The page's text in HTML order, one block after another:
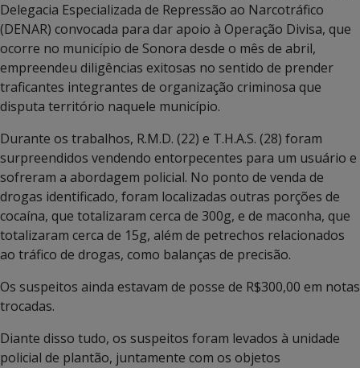
Delegacia Especializada de Repressão ao Narcotráfico
(DENAR) convocada para dar apoio à Operação Divisa, que
ocorre no município de Sonora desde o mês de abril,
empreendeu diligências exitosas no sentido de prender
traficantes integrantes de organização criminosa que
disputa território naquele município.
Durante os trabalhos, R.M.D. (22) e T.H.A.S. (28) foram
surpreendidos vendendo entorpecentes para um usuário e
sofreram a abordagem policial. No ponto de venda de
drogas identificado, foram localizadas outras porções de
cocaína, que totalizaram cerca de 300g, e de maconha, que
totalizaram cerca de 15g, além de petrechos relacionados
ao tráfico de drogas, como balanças de precisão.
Os suspeitos ainda estavam de posse de R$300,00 em notas
trocadas.
Diante disso tudo, os suspeitos foram levados à unidade
policial de plantão, juntamente com os objetos